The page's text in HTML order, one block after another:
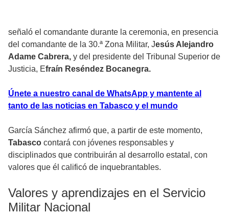
señaló el comandante durante la ceremonia, en presencia
del comandante de la 30.ª Zona Militar, Jesús Alejandro
Adame Cabrera, y del presidente del Tribunal Superior de
Justicia, Efraín Reséndez Bocanegra.
Únete a nuestro canal de WhatsApp y mantente al
tanto de las noticias en Tabasco y el mundo
García Sánchez afirmó que, a partir de este momento,
Tabasco contará con jóvenes responsables y
disciplinados que contribuirán al desarrollo estatal, con
valores que él calificó de inquebrantables.
Valores y aprendizajes en el Servicio
Militar Nacional